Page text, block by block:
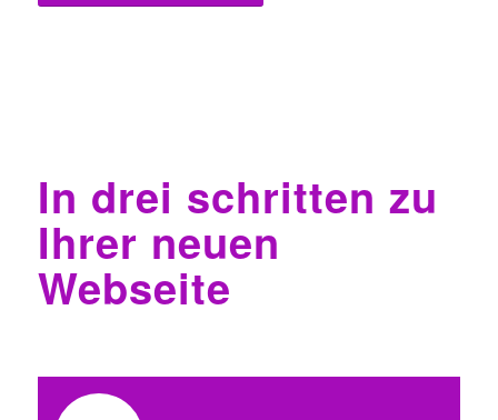
In drei schritten zu
Ihrer neuen
Webseite